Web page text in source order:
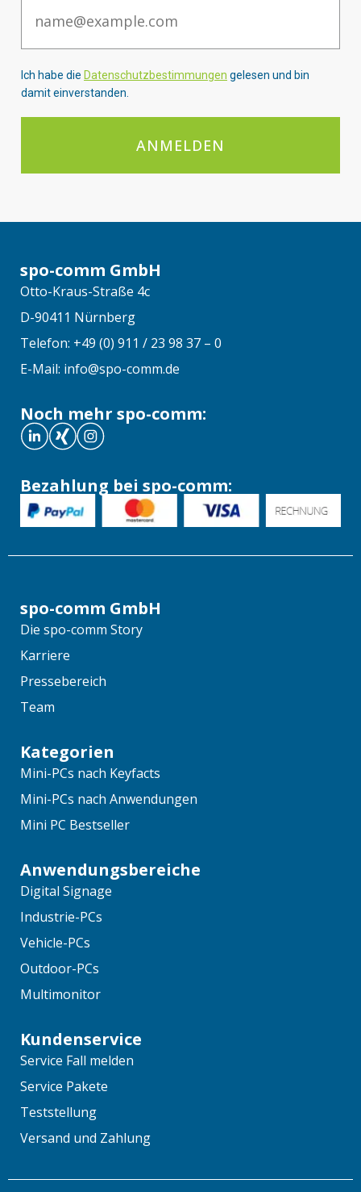
Ich habe die Datenschutzbestimmungen gelesen und bin
damit einverstanden.
ANMELDEN
spo-comm GmbH
Otto-Kraus-Straße 4c
D-90411 Nürnberg
Telefon: +49 (0) 911 / 23 98 37 – 0
E-Mail: info@spo-comm.de
Noch mehr spo-comm:
Bezahlung bei spo-comm:
spo-comm GmbH
Die spo-comm Story
Karriere
Pressebereich
Team
Kategorien
Mini-PCs nach Keyfacts
Mini-PCs nach Anwendungen
Mini PC Bestseller
Anwendungsbereiche
Digital Signage
Industrie-PCs
Vehicle-PCs
Outdoor-PCs
Multimonitor
Kundenservice
Service Fall melden
Service Pakete
Teststellung
Versand und Zahlung